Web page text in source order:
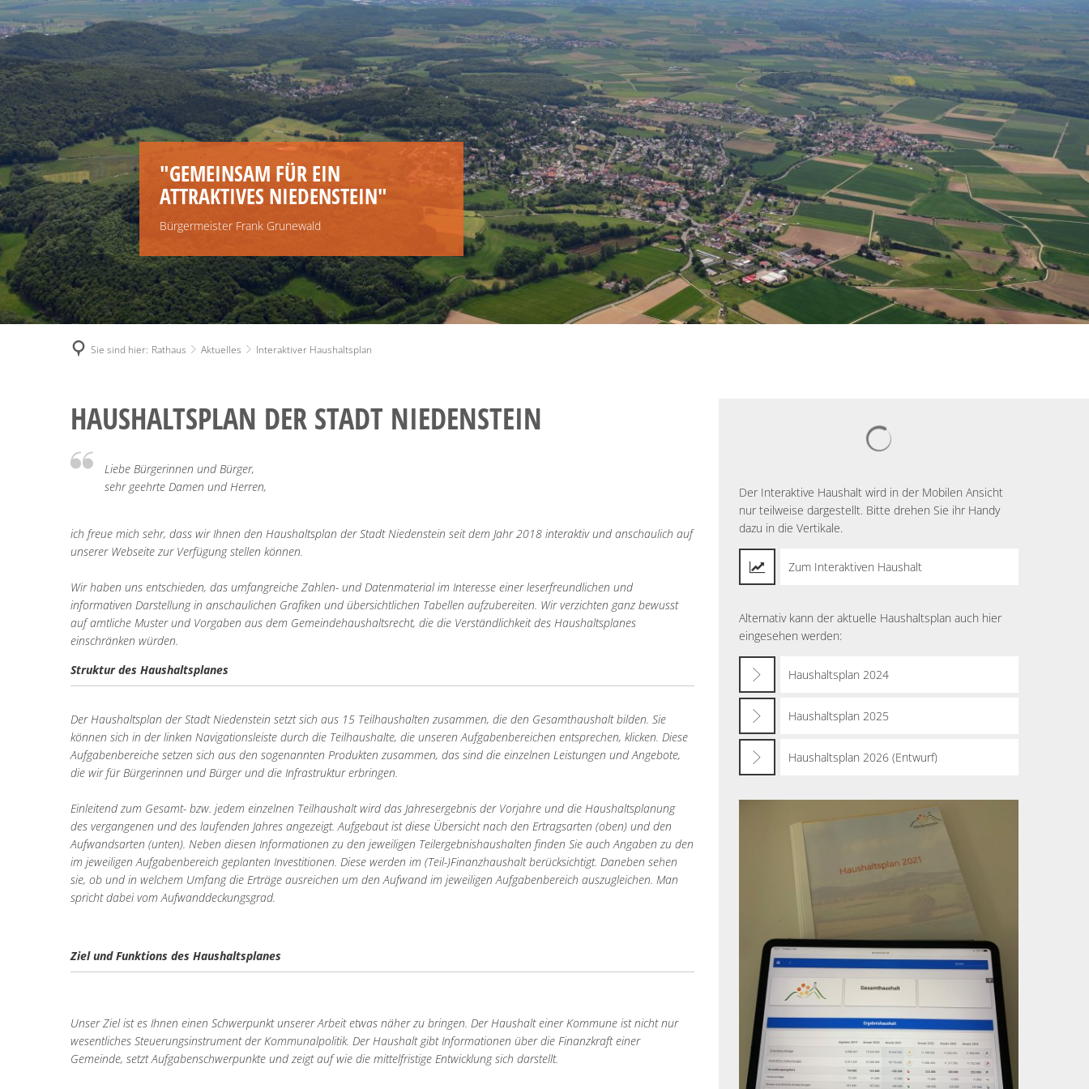
DIGITALER SERVICE RATHAUS LEBEN UND WOHNEN FREIZEIT UND TOURISMUS
"GEMEINSAM FÜR EIN
ATTRAKTIVES NIEDENSTEIN"
Bürgermeister Frank Grunewald
Sie sind hier: Rathaus Aktuelles Interaktiver Haushaltsplan
INTERAKTIVER
HAUSHALTSPLAN
HAUSHALTSPLAN DER STADT NIEDENSTEIN
Liebe Bürgerinnen und Bürger,
sehr geehrte Damen und Herren,
ich freue mich sehr, dass wir Ihnen den Haushaltsplan der Stadt Niedenstein seit dem Jahr 2018 interaktiv und anschaulich auf
unserer Webseite zur Verfügung stellen können.
Wir haben uns entschieden, das umfangreiche Zahlen- und Datenmaterial im Interesse einer leserfreundlichen und
informativen Darstellung in anschaulichen Grafiken und übersichtlichen Tabellen aufzubereiten. Wir verzichten ganz bewusst
auf amtliche Muster und Vorgaben aus dem Gemeindehaushaltsrecht, die die Verständlichkeit des Haushaltsplanes
einschränken würden.
Struktur des Haushaltsplanes
Der Haushaltsplan der Stadt Niedenstein setzt sich aus 15 Teilhaushalten zusammen, die den Gesamthaushalt bilden. Sie
können sich in der linken Navigationsleiste durch die Teilhaushalte, die unseren Aufgabenbereichen entsprechen, klicken. Diese
Aufgabenbereiche setzen sich aus den sogenannten Produkten zusammen, das sind die einzelnen Leistungen und Angebote,
die wir für Bürgerinnen und Bürger und die Infrastruktur erbringen.
Einleitend zum Gesamt- bzw. jedem einzelnen Teilhaushalt wird das Jahresergebnis der Vorjahre und die Haushaltsplanung
des vergangenen und des laufenden Jahres angezeigt. Aufgebaut ist diese Übersicht nach den Ertragsarten (oben) und den
Aufwandsarten (unten). Neben diesen Informationen zu den jeweiligen Teilergebnishaushalten finden Sie auch Angaben zu den
im jeweiligen Aufgabenbereich geplanten Investitionen. Diese werden im (Teil-)Finanzhaushalt berücksichtigt. Daneben sehen
sie, ob und in welchem Umfang die Erträge ausreichen um den Aufwand im jeweiligen Aufgabenbereich auszugleichen. Man
spricht dabei vom Aufwanddeckungsgrad.
Ziel und Funktions des Haushaltsplanes
Unser Ziel ist es Ihnen einen Schwerpunkt unserer Arbeit etwas näher zu bringen. Der Haushalt einer Kommune ist nicht nur
wesentliches Steuerungsinstrument der Kommunalpolitik. Der Haushalt gibt Informationen über die Finanzkraft einer
Gemeinde, setzt Aufgabenschwerpunkte und zeigt auf wie die mittelfristige Entwicklung sich darstellt.
Der Interaktive Haushalt wird in der Mobilen Ansicht
nur teilweise dargestellt. Bitte drehen Sie ihr Handy
dazu in die Vertikale.
Zum Interaktiven Haushalt
Alternativ kann der aktuelle Haushaltsplan auch hier
eingesehen werden:
Haushaltsplan 2024
Haushaltsplan 2025
Haushaltsplan 2026 (Entwurf)